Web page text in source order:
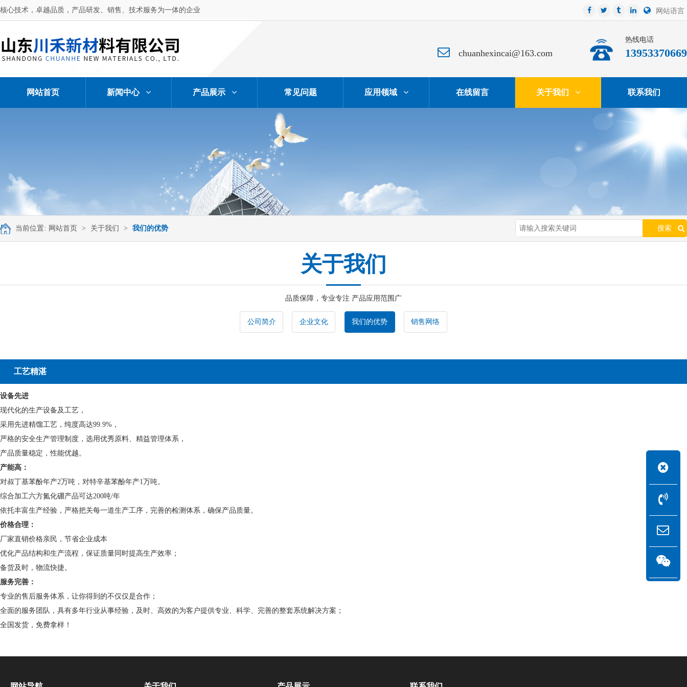
核心技术，卓越品质，产品研发、销售、技术服务为一体的企业 网站语言
热线电话
13953370669
chuanhexincai@163.com
网站首页 新闻中心 产品展示 常见问题 应用领域 在线留言 关于我们 联系我们
当前位置: 网站首页 > 关于我们 > 我们的优势 搜索
关于我们
品质保障，专业专注 产品应用范围广
公司简介 企业文化 我们的优势 销售网络
工艺精湛
设备先进
现代化的生产设备及工艺，
采用先进精馏工艺，纯度高达99.9%，
严格的安全生产管理制度，选用优秀原料、精益管理体系，
产品质量稳定，性能优越。
产能高：
对叔丁基苯酚年产2万吨，对特辛基苯酚年产1万吨。
综合加工六方氮化硼产品可达200吨/年
依托丰富生产经验，严格把关每一道生产工序，完善的检测体系，确保产品质量。
价格合理：
厂家直销价格亲民，节省企业成本
优化产品结构和生产流程，保证质量同时提高生产效率；
备货及时，物流快捷。
服务完善：
专业的售后服务体系，让你得到的不仅仅是合作；
全面的服务团队，具有多年行业从事经验，及时、高效的为客户提供专业、科学、完善的整套系统解决方案；
全国发货，免费拿样！